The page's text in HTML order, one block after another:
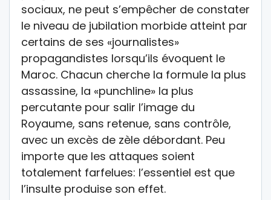
sociaux, ne peut s’empêcher de constater
le niveau de jubilation morbide atteint par
certains de ses «journalistes»
propagandistes lorsqu’ils évoquent le
Maroc. Chacun cherche la formule la plus
assassine, la «punchline» la plus
percutante pour salir l’image du
Royaume, sans retenue, sans contrôle,
avec un excès de zèle débordant. Peu
importe que les attaques soient
totalement farfelues: l’essentiel est que
l’insulte produise son effet.